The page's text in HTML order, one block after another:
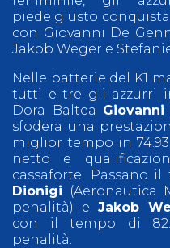
piede giusto
con Giovanni De
Jakob Weger e
Nelle batterie del K1
tutti e tre gli azzurri
Dora Baltea
sfodera una
miglior tempo in
netto e
cassaforte. Passano
Dionigi (Aeronautica
penalità) e Jakob
con il tempo di
penalità.